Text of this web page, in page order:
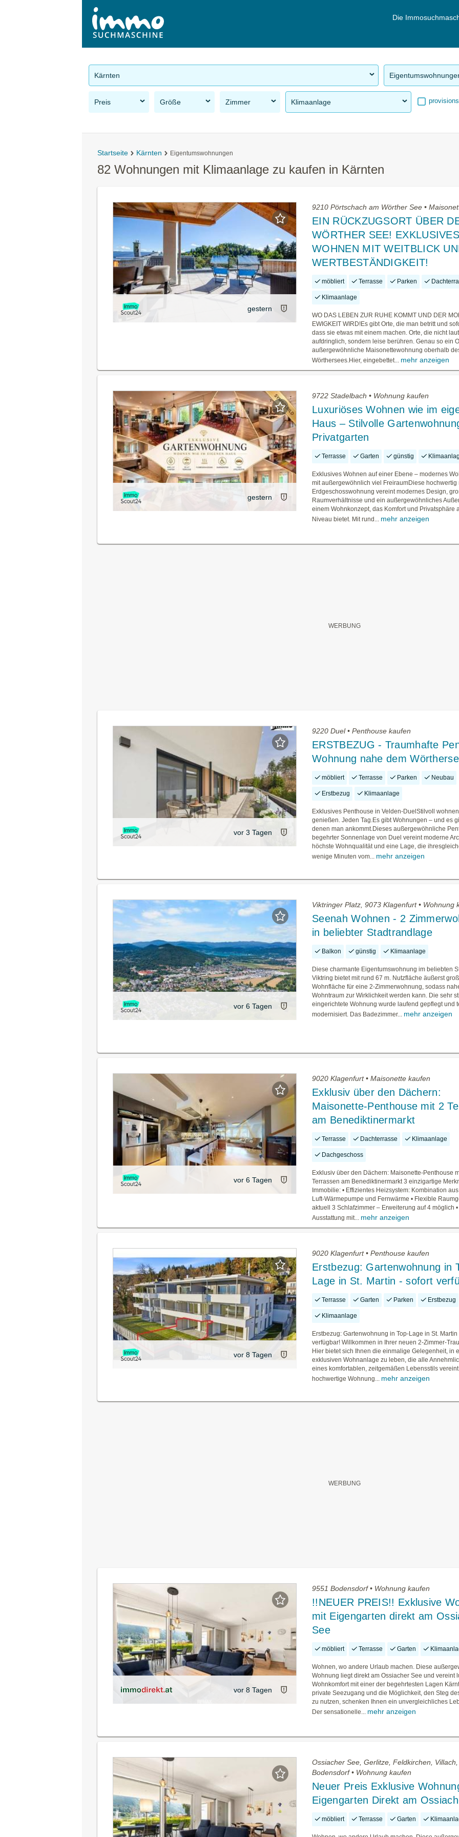
Die
Kärnten
Preis Größe Zimmer Klimaanlage
Startseite Kärnten Eigentumswohnungen
82 Wohnungen mit Klimaanlage zu kaufen in Kärnten
gestern
9210 Pörtschach am Wörther See •
EIN RÜCKZUGSORT ÜBER
WÖRTHER SEE!
WOHNEN MIT WEITBLICK
WERTBESTÄNDIGKEIT!
möbliert Terrasse Parken
Klimaanlage
WO DAS LEBEN ZUR RUHE KOMMT UND DER
EWIGKEIT WIRD!Es gibt Orte, die man betritt und
dass sie etwas mit einem machen. Orte, die nicht
aufdringlich, sondern leise berühren. Genau so ein
außergewöhnliche Maisonettewohnung oberhalb
Wörthersees.Hier, eingebettet... mehr anzeigen
gestern
9722 Stadelbach • Wohnung kaufen
Luxuriöses Wohnen wie im
Haus – Stilvolle
Privatgarten
Terrasse Garten günstig
Exklusives Wohnen auf einer Ebene – modernes
mit außergewöhnlich viel FreiraumDiese hochwertig
Erdgeschosswohnung vereint modernes Design,
Raumverhältnisse und ein außergewöhnliches
einem Wohnkonzept, das Komfort und Privatsphäre
Niveau bietet. Mit rund... mehr anzeigen
vor 3 Tagen
9220 Duel • Penthouse kaufen
ERSTBEZUG - Traumhafte
Wohnung nahe dem
möbliert Terrasse Parken Neubau
Erstbezug Klimaanlage
Exklusives Penthouse in Velden-DuelStilvoll
genießen. Jeden Tag.Es gibt Wohnungen – und es
denen man ankommt.Dieses außergewöhnliche
begehrter Sonnenlage von Duel vereint moderne
höchste Wohnqualität und eine Lage, die
wenige Minuten vom... mehr anzeigen
vor 6 Tagen
Viktringer Platz, 9073 Klagenfurt • Wohnung
Seenah Wohnen - 2
in beliebter Stadtrandlage
Balkon günstig Klimaanlage
Diese charmante Eigentumswohnung im beliebten
Viktring bietet mit rund 67 m. Nutzfläche äußerst
Wohnfläche für eine 2-Zimmerwohnung, sodass
Wohntraum zur Wirklichkeit werden kann. Die sehr
eingerichtete Wohnung wurde laufend gepflegt und
modernisiert. Das Badezimmer... mehr anzeigen
vor 6 Tagen
9020 Klagenfurt • Maisonette kaufen
Exklusiv über den Dächern:
Maisonette-Penthouse mit 2
am Benediktinermarkt
Terrasse Dachterrasse Klimaanlage
Dachgeschoss
Exklusiv über den Dächern: Maisonette-Penthouse
Terrassen am Benediktinermarkt 3 einzigartige
Immobilie: • Effizientes Heizsystem: Kombination
Luft-Wärmepumpe und Fernwärme • Flexible
aktuell 3 Schlafzimmer – Erweiterung auf 4 möglich
Ausstattung mit... mehr anzeigen
vor 8 Tagen
9020 Klagenfurt • Penthouse kaufen
Erstbezug: Gartenwohnung in
Lage in St. Martin - sofort
Terrasse Garten Parken Erstbezug
Klimaanlage
Erstbezug: Gartenwohnung in Top-Lage in St. Martin
verfügbar! Willkommen in Ihrer neuen 2-Zimmer-
Hier bietet sich Ihnen die einmalige Gelegenheit, in
exklusiven Wohnanlage zu leben, die alle
eines komfortablen, zeitgemäßen Lebensstils
hochwertige Wohnung... mehr anzeigen
vor 8 Tagen
9551 Bodensdorf • Wohnung kaufen
!!NEUER PREIS!! Exklusive
mit Eigengarten direkt am
See
möbliert Terrasse Garten
Wohnen, wo andere Urlaub machen. Diese
Wohnung liegt direkt am Ossiacher See und vereint
Wohnkomfort mit einer der begehrtesten Lagen
private Seezugang und die Möglichkeit, den Steg
zu nutzen, schenken Ihnen ein unvergleichliches
Der sensationelle... mehr anzeigen
Ossiacher See, Gerlitze, Feldkirchen,
Bodensdorf • Wohnung kaufen
Neuer Preis Exklusive
Eigengarten Direkt am
möbliert Terrasse Garten